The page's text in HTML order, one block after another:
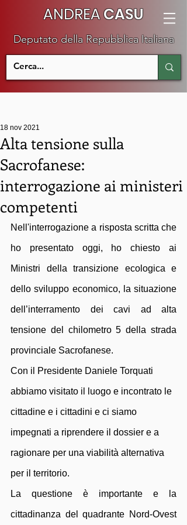
ANDREACASU
Deputato della Repubblica Italiana
Alta tensione sulla
Sacrofanese:
interrogazione ai ministeri
competenti
18 nov 2021
Nell'interrogazione a risposta scritta che
ho presentato oggi, ho chiesto ai
Ministri della transizione ecologica e
dello sviluppo economico, la situazione
dell’interramento dei cavi ad alta
tensione del chilometro 5 della strada
provinciale Sacrofanese.
Con il Presidente Daniele Torquati
abbiamo visitato il luogo e incontrato le
cittadine e i cittadini e ci siamo
impegnati a riprendere il dossier e a
ragionare per una viabilità alternativa
per il territorio.
La questione è importante e la
cittadinanza del quadrante Nord-Ovest